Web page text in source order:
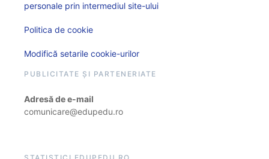
personale prin intermediul site-ului
Politica de cookie
Modifică setarile cookie-urilor
PUBLICITATE ȘI PARTENERIATE
Adresă de e-mail
comunicare@edupedu.ro